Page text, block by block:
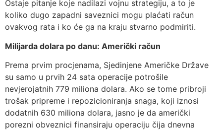
Ostaje pitanje koje nadilazi vojnu strategiju, a to je
koliko dugo zapadni saveznici mogu plaćati račun
ovakvog rata i ko će ga na kraju stvarno podmiriti.
Milijarda dolara po danu: Američki račun
Prema prvim procjenama, Sjedinjene Američke Države
su samo u prvih 24 sata operacije potrošile
nevjerojatnih 779 miliona dolara. Ako se tome pribroji
trošak pripreme i repozicioniranja snaga, koji iznosi
dodatnih 630 miliona dolara, jasno je da američki
porezni obveznici finansiraju operaciju čija dnevna